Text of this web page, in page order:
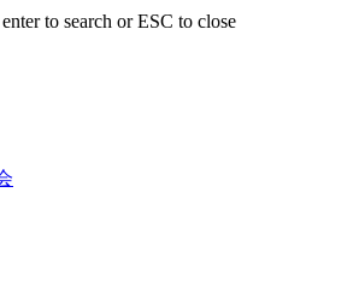
to search or ESC to close